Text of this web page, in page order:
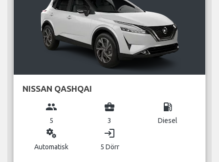
NISSAN QASHQAI
group
5
business_center
3
local_gas_station
Diesel
miscellaneous_services
Automatisk
login
5 Dörr